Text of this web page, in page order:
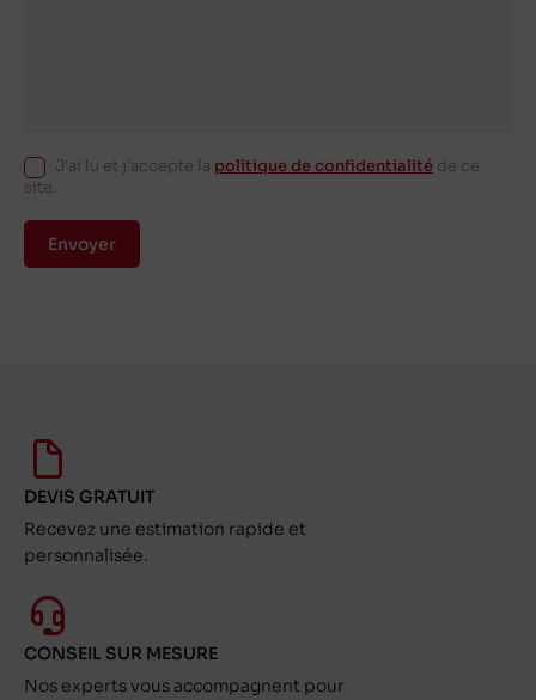
J'ai lu et j'accepte la politique de confidentialité de ce
site.
Envoyer
DEVIS GRATUIT
Recevez une estimation rapide et
personnalisée.
CONSEIL SUR MESURE
Nos experts vous accompagnent pour